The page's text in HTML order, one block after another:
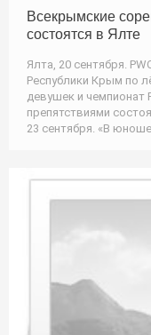
Всекрымские
состоятся в Ялте
Ялта, 20 сентября.
Республики Крым по
девушек и чемпионат
препятствиями
23 сентября. «В